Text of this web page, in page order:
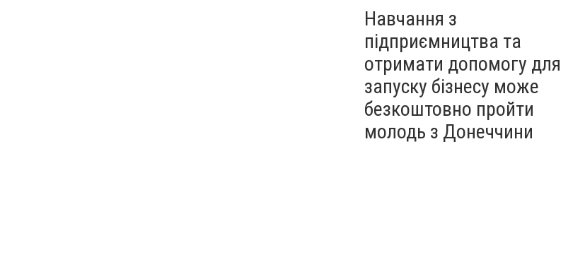
Навчання з
підприємництва та
отримати допомогу для
запуску бізнесу може
безкоштовно пройти
молодь з Донеччини